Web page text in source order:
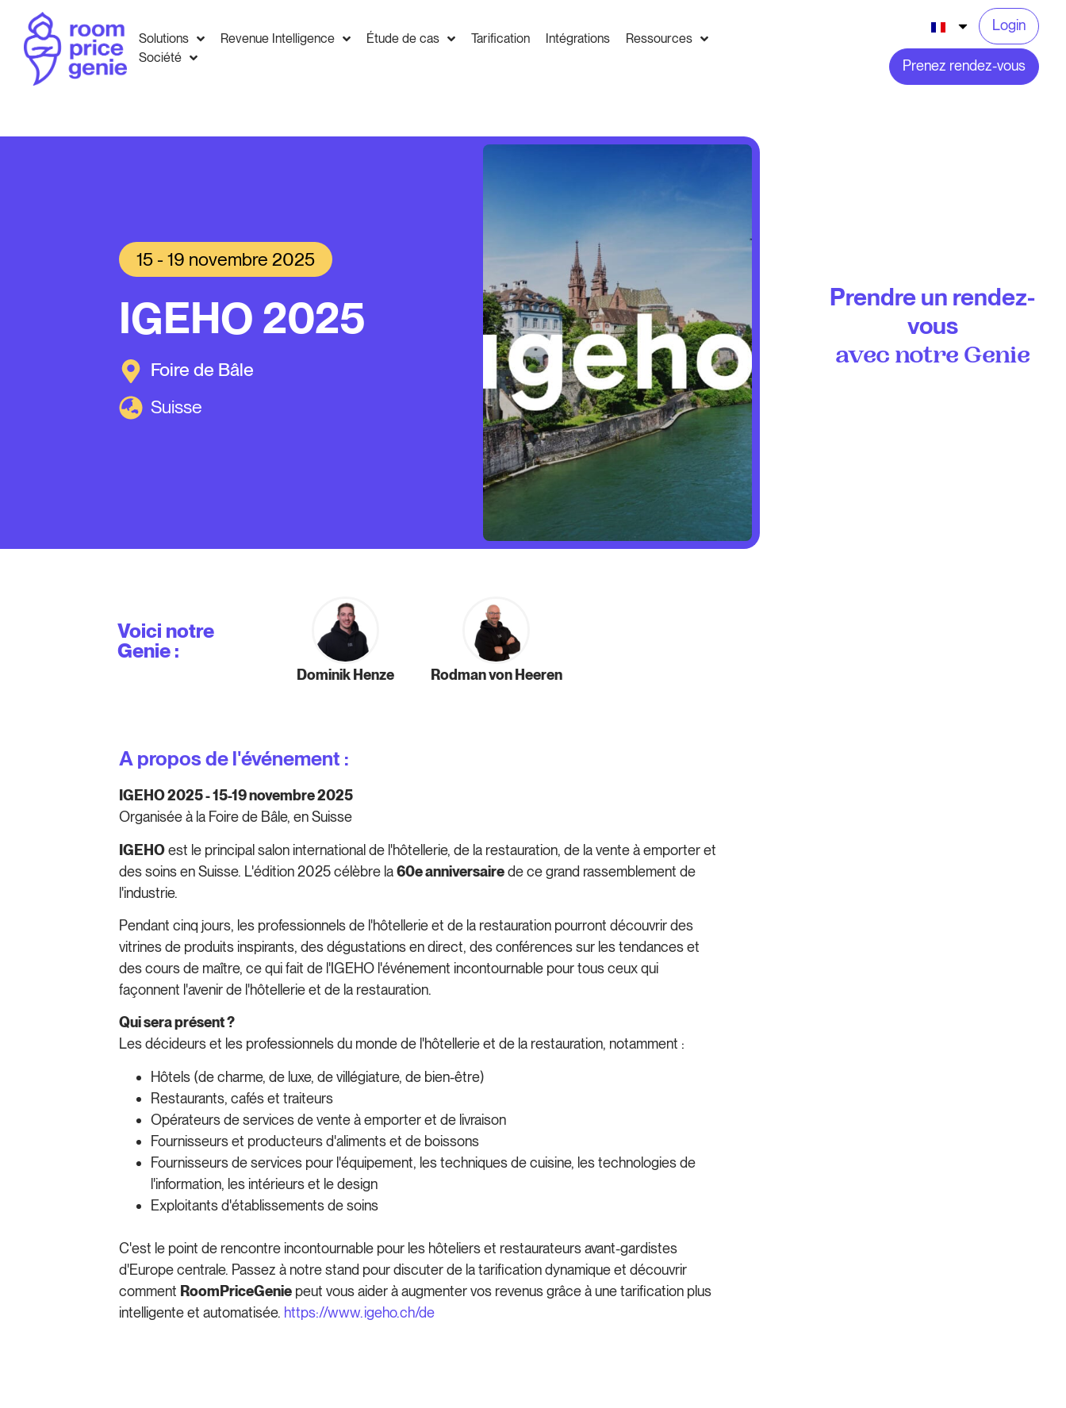
Solutions Revenue Intelligence Étude de cas Tarification Intégrations
Ressources
Société
Login
Prenez rendez-vous
15 - 19 novembre 2025
IGEHO 2025
Foire de Bâle
Suisse
Prendre un rendez-
vous
avec notre Genie
Voici notre
Genie :
Dominik Henze Rodman von Heeren
A propos de l'événement :
IGEHO 2025 - 15-19 novembre 2025
Organisée à la Foire de Bâle, en Suisse
IGEHOest le principal salon international de l'hôtellerie, de la restauration, de la vente à emporter et
des soins en Suisse. L'édition 2025 célèbre la60e anniversairede ce grand rassemblement de
l'industrie.
Pendant cinq jours, les professionnels de l'hôtellerie et de la restauration pourront découvrir des
vitrines de produits inspirants, des dégustations en direct, des conférences sur les tendances et
des cours de maître, ce qui fait de l'IGEHO l'événement incontournable pour tous ceux qui
façonnent l'avenir de l'hôtellerie et de la restauration.
Qui sera présent ?
Les décideurs et les professionnels du monde de l'hôtellerie et de la restauration, notamment :
Hôtels (de charme, de luxe, de villégiature, de bien-être)
Restaurants, cafés et traiteurs
Opérateurs de services de vente à emporter et de livraison
Fournisseurs et producteurs d'aliments et de boissons
Fournisseurs de services pour l'équipement, les techniques de cuisine, les technologies de
l'information, les intérieurs et le design
Exploitants d'établissements de soins
C'est le point de rencontre incontournable pour les hôteliers et restaurateurs avant-gardistes
d'Europe centrale. Passez à notre stand pour discuter de la tarification dynamique et découvrir
comment RoomPriceGenie peut vous aider à augmenter vos revenus grâce à une tarification plus
intelligente et automatisée. https://www.igeho.ch/de